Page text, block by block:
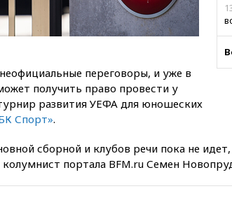
переговоры, и уже в
получить право провести у
развития УЕФА для юношеских
Спорт».
сборной и клубов речи пока не
портала BFM.ru Семен